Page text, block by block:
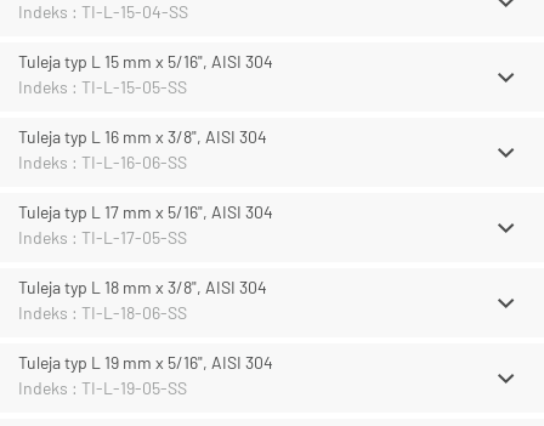
Indeks : TI-L-15-04-SS
Tuleja typ L 15 mm x 5/16", AISI 304
Indeks : TI-L-15-05-SS
Tuleja typ L 16 mm x 3/8", AISI 304
Indeks : TI-L-16-06-SS
Tuleja typ L 17 mm x 5/16", AISI 304
Indeks : TI-L-17-05-SS
Tuleja typ L 18 mm x 3/8", AISI 304
Indeks : TI-L-18-06-SS
Tuleja typ L 19 mm x 5/16", AISI 304
Indeks : TI-L-19-05-SS